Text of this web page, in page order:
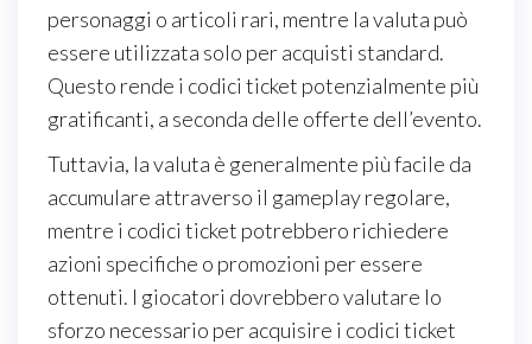
personaggi o articoli rari, mentre la valuta può
essere utilizzata solo per acquisti standard.
Questo rende i codici ticket potenzialmente più
gratificanti, a seconda delle offerte dell’evento.
Tuttavia, la valuta è generalmente più facile da
accumulare attraverso il gameplay regolare,
mentre i codici ticket potrebbero richiedere
azioni specifiche o promozioni per essere
ottenuti. I giocatori dovrebbero valutare lo
sforzo necessario per acquisire i codici ticket